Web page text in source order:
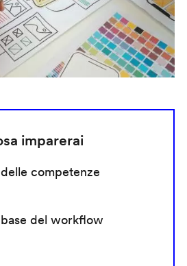
imparerai
competenze
del workflow